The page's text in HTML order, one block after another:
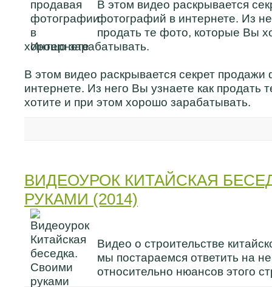
В этом видео раскрывается
фотографий в интернете. Из
продать те фото, которые Вы
хорошо зарабатывать.
В этом видео раскрывается секрет
интернете. Из него Вы узнаете как продать
хотите и при этом хорошо зарабатывать.
ВИДЕОУРОК КИТАЙСКАЯ
РУКАМИ (2014)
Видео о строительстве
мы постараемся ответить на
относительно нюансов этого